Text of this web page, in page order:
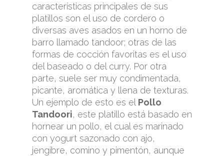
características principales de sus
platillos son el uso de cordero o
diversas aves asados en un horno de
barro llamado tandoor; otras de las
formas de cocción favoritas es el uso
del baseado o del curry. Por otra
parte, suele ser muy condimentada,
picante, aromática y llena de texturas.
Un ejemplo de esto es el Pollo
Tandoori, este platillo está basado en
hornear un pollo, el cual es marinado
con yogurt sazonado con ajo,
jengibre, comino y pimentón, aunque